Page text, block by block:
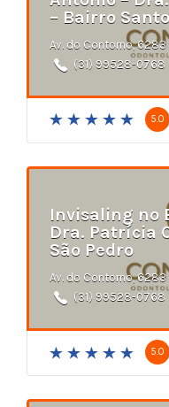
– Bairro
(31) 99528-0768
5.0
Invisaling no
Dra. Patrícia
São Pedro
(31) 99528-0768
5.0